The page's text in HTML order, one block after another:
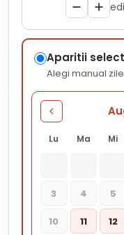
Aparitii
Alegi manual
Lu Ma Mi
3 4 5
10 11 12